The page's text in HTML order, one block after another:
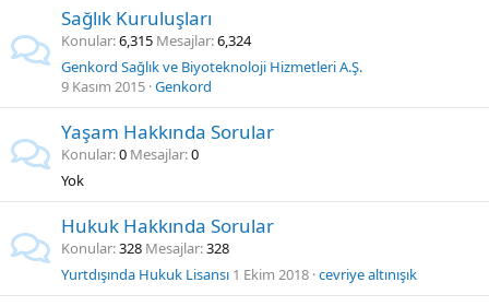
Sağlık Kuruluşları
Konular 6,315 Mesajlar 6,324
Genkord Sağlık ve Biyoteknoloji Hizmetleri A.Ş.
9 Kasım 2015 Genkord
Yaşam Hakkında Sorular
Konular 0 Mesajlar 0
Yok
Hukuk Hakkında Sorular
Konular 328 Mesajlar 328
Yurtdışında Hukuk Lisansı 1 Ekim 2018 cevriye altınışık